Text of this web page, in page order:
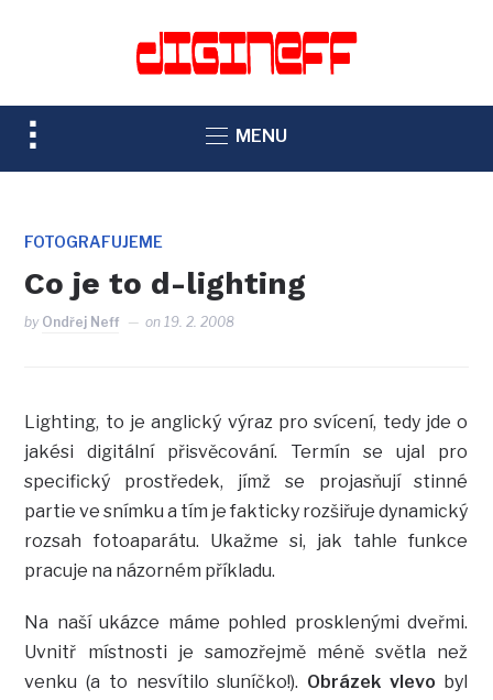
TOGGLE
SIDEBAR
NAVIGATION
MENU
FOTOGRAFUJEME
Co je to d-lighting
by Ondřej Neff on19. 2. 2008
Lighting, to je anglický výraz pro svícení, tedy jde o
jakési digitální přisvěcování. Termín se ujal pro
specifický prostředek, jímž se projasňují stinné
partie ve snímku a tím je fakticky rozšiřuje dynamický
rozsah fotoaparátu. Ukažme si, jak tahle funkce
pracuje na názorném příkladu.
Na naší ukázce máme pohled prosklenými dveřmi.
Uvnitř místnosti je samozřejmě méně světla než
venku (a to nesvítilo sluníčko!). Obrázek vlevo byl